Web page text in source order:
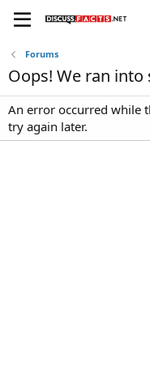
Forums
Oops! We ran
An error occurred while
try again later.